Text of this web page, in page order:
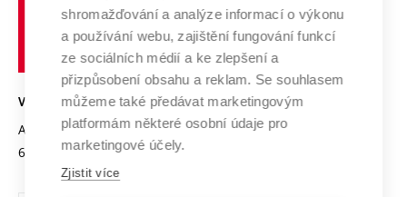
Transfer znalostí
Open Science
Projekty
Projekty ze strukturálních fondů
Specifický výzkum
Mezinárodní dohody
Univerzitní sítě
Udržitelná univerzita
Podnikavá univerzita / ContriBUTe
Bezpečná univerzita
Vyznamenání
Organizační struktura
učení
technické
Brně
VYSOKÉ UČENÍ TECHNICKÉ V BRNĚ
Antonínská 548/1
602 00 Brno
www.vut.cz
vut@vutbr.cz
shromažďování a analýze informací o výkonu
a používání webu, zajištění fungování funkcí
ze sociálních médií a ke zlepšení a
přizpůsobení obsahu a reklam. Se souhlasem
můžeme také předávat marketingovým
platformám některé osobní údaje pro
marketingové účely.
Zjistit více